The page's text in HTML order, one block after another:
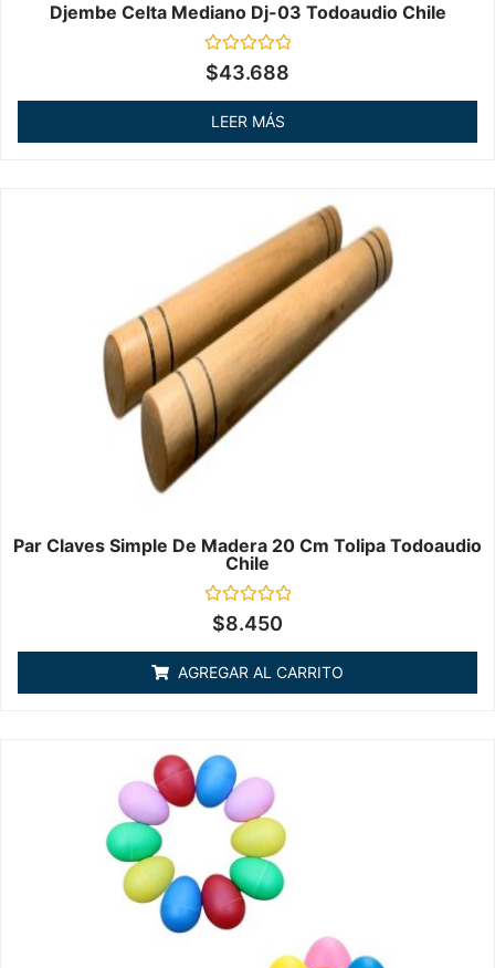
Djembe Celta Mediano Dj-03 Todoaudio Chile
Valorado
en
de
$43.688
LEER MÁS
Par Claves Simple De Madera 20 Cm Tolipa Todoaudio
Chile
Valorado
en
de
5
$8.450
AGREGAR AL CARRITO